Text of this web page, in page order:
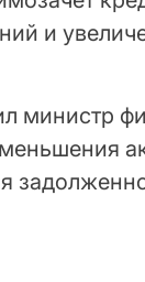
и
министр